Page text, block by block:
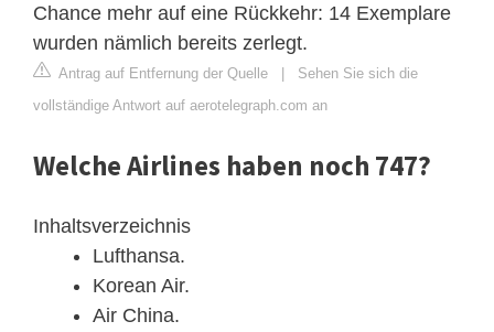
Chance mehr auf eine Rückkehr: 14 Exemplare
wurden nämlich bereits zerlegt.
Antrag auf Entfernung der Quelle | Sehen Sie sich die
vollständige Antwort auf aerotelegraph.com an
Welche Airlines haben noch 747?
Inhaltsverzeichnis
Lufthansa.
Korean Air.
Air China.